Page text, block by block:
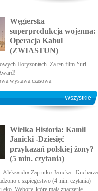
Węgierska
superprodukcja wojenna:
Operacja Kabul
(ZWIASTUN)
Horyzontach. Za ten film Yuri
wystawa czasowa
Wszystkie
Wielka Historia: Kamil
Janicki -Dziesięć
przykazań polskiej żony?
(5 min. czytania)
Aleksandra Zaprutko-Janicka - Kucharza
o szpiegostwo (4 min. czytania)
eko. Wybory, które mają znaczenie